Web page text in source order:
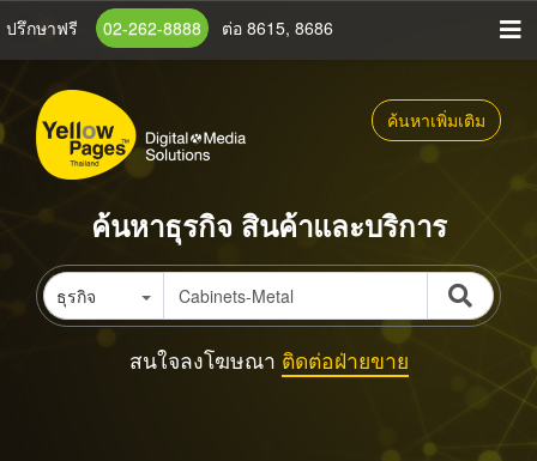
ข้าม
เนื้อหา
หลัก
ปรึกษาฟรี 02-262-8888 ต่อ 8615, 8686
ค้นหาเพิ่มเติม
ค้นหาธุรกิจ สินค้าและบริการ
ธุรกิจ
สนใจลงโฆษณา ติดต่อฝ่ายขาย